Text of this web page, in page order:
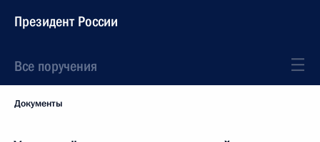
Президент России
Все поручения
Документы